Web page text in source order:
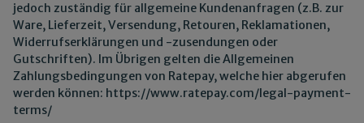
jedoch zuständig für allgemeine Kundenanfragen (z.B. zur
Ware, Lieferzeit, Versendung, Retouren, Reklamationen,
Widerrufserklärungen und -zusendungen oder
Gutschriften). Im Übrigen gelten die Allgemeinen
Zahlungsbedingungen von Ratepay, welche hier abgerufen
werden können: https://www.ratepay.com/legal-payment-
terms/